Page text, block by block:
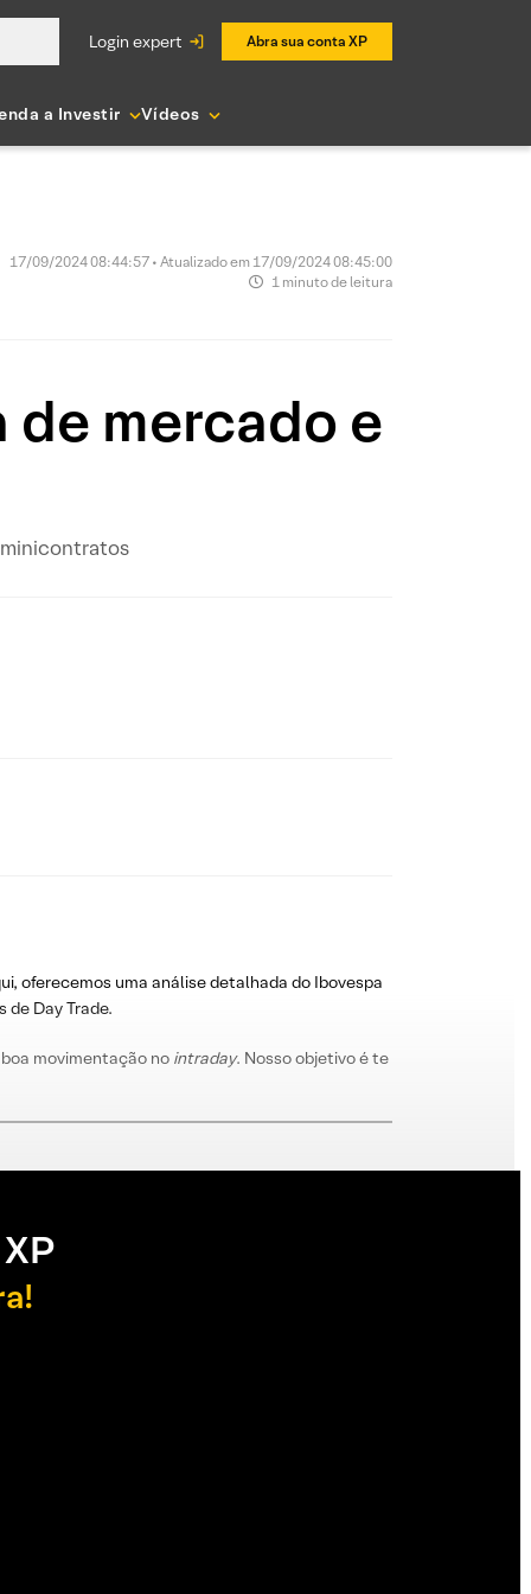
login expert Abra sua conta XP
a Investir Vídeos
17/09/2024 08:44:57 • Atualizado em 17/09/2024 08:45:00
1 minuto de leitura
mercado e
minicontratos
oferecemos uma análise detalhada do Ibovespa
Day Trade.
movimentação no intraday. Nosso objetivo é te